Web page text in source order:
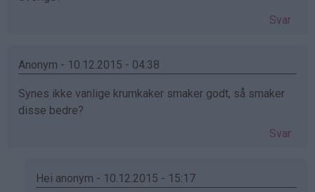
Svar
Anonym - 10.12.2015 - 04:38
Synes ikke vanlige krumkaker smaker godt, så smaker
disse bedre?
Svar
Hei anonym - 10.12.2015 - 15:17